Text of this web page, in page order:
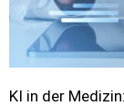
KI in der